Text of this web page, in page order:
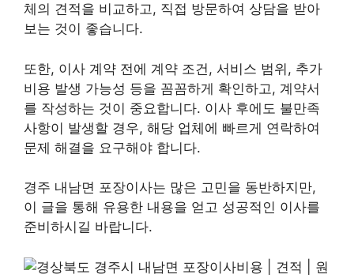
체의 견적을 비교하고, 직접 방문하여 상담을 받아
보는 것이 좋습니다.
또한, 이사 계약 전에 계약 조건, 서비스 범위, 추가
비용 발생 가능성 등을 꼼꼼하게 확인하고, 계약서
를 작성하는 것이 중요합니다. 이사 후에도 불만족
사항이 발생할 경우, 해당 업체에 빠르게 연락하여
문제 해결을 요구해야 합니다.
경주 내남면 포장이사는 많은 고민을 동반하지만,
이 글을 통해 유용한 내용을 얻고 성공적인 이사를
준비하시길 바랍니다.